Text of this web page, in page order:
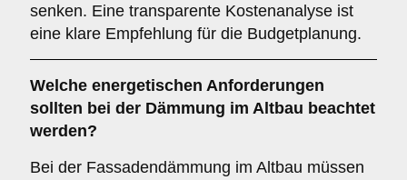
senken. Eine transparente Kostenanalyse ist
eine klare Empfehlung für die Budgetplanung.
Welche energetischen Anforderungen
sollten bei der Dämmung im Altbau beachtet
werden?
Bei der Fassadendämmung im Altbau müssen